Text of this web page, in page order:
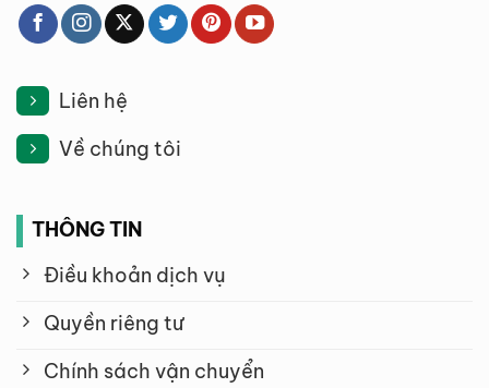
Liên hệ
Về chúng tôi
THÔNG TIN
Điều khoản dịch vụ
Quyền riêng tư
Chính sách vận chuyển